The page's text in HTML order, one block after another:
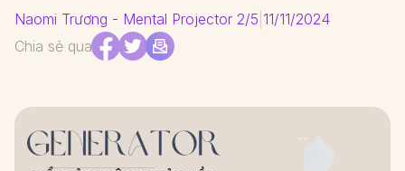
Naomi Trương - Mental Projector 2/5 11/11/2024
Chia sẻ qua